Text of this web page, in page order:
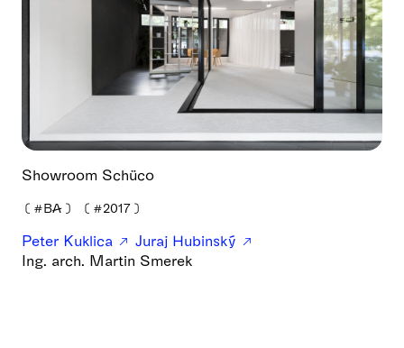
Showroom Schüco
❪ #BA ❫ ❪ #2017 ❫
Peter Kuklica
Juraj Hubinský
Ing. arch. Martin Smerek